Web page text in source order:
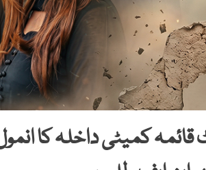
کمیٹی داخلہ کا